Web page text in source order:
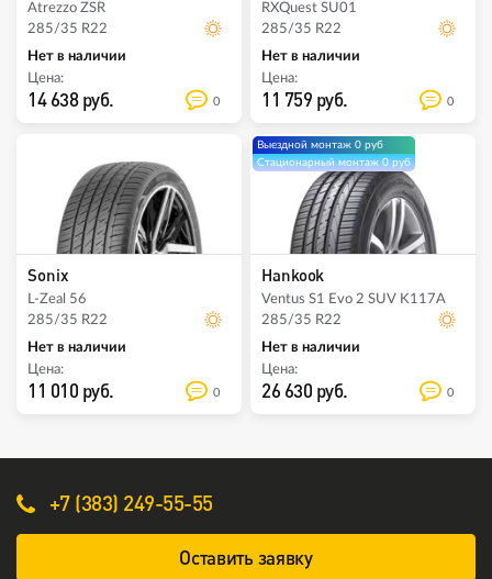
Atrezzo ZSR
285/35 R22
Нет в наличии
Цена:
14 638 руб. 0
RXQuest SU01
285/35 R22
Нет в наличии
Цена:
11 759 руб. 0
Sonix
L-Zeal 56
285/35 R22
Нет в наличии
Цена:
11 010 руб. 0
Выездной монтаж 0 руб
Стационарный монтаж 0 руб
Hankook
Ventus S1 Evo 2 SUV K117А
285/35 R22
Нет в наличии
Цена:
26 630 руб. 0
+7 (383) 249-55-55
Оставить заявку